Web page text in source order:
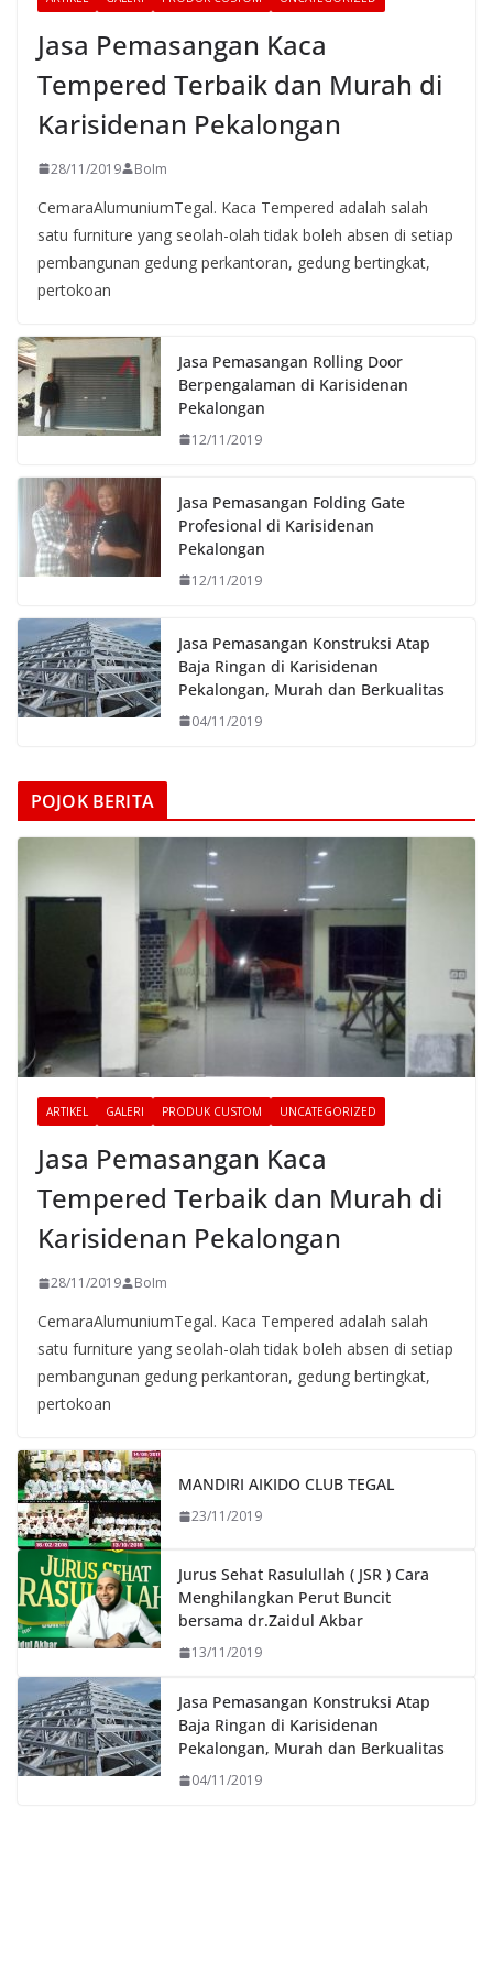
Jasa Pemasangan Kaca
Tempered Terbaik dan Murah di
Karisidenan Pekalongan
28/11/2019 BoIm
CemaraAlumuniumTegal. Kaca Tempered adalah salah
satu furniture yang seolah-olah tidak boleh absen di setiap
pembangunan gedung perkantoran, gedung bertingkat,
pertokoan
Jasa Pemasangan Rolling Door
Berpengalaman di Karisidenan
Pekalongan
12/11/2019
Jasa Pemasangan Folding Gate
Profesional di Karisidenan
Pekalongan
12/11/2019
Jasa Pemasangan Konstruksi Atap
Baja Ringan di Karisidenan
Pekalongan, Murah dan Berkualitas
04/11/2019
POJOK BERITA
ARTIKEL GALERI PRODUK CUSTOM UNCATEGORIZED
Jasa Pemasangan Kaca
Tempered Terbaik dan Murah di
Karisidenan Pekalongan
28/11/2019 BoIm
CemaraAlumuniumTegal. Kaca Tempered adalah salah
satu furniture yang seolah-olah tidak boleh absen di setiap
pembangunan gedung perkantoran, gedung bertingkat,
pertokoan
MANDIRI AIKIDO CLUB TEGAL
23/11/2019
Jurus Sehat Rasulullah ( JSR ) Cara
Menghilangkan Perut Buncit
bersama dr.Zaidul Akbar
13/11/2019
Jasa Pemasangan Konstruksi Atap
Baja Ringan di Karisidenan
Pekalongan, Murah dan Berkualitas
04/11/2019